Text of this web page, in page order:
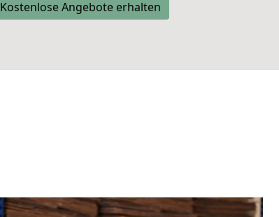
Kostenlose Angebote erhalten